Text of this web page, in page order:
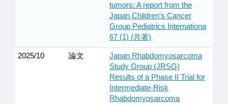
tumors: A report from the
Japan Children's Cancer
Group Pediatrics Internationa
67 (1) (共著)
2025/10 論文
Japan Rhabdomyosarcoma
Study Group (JRSG)
Results of a Phase II Trial for
Intermediate-Risk
Rhabdomyosarcoma